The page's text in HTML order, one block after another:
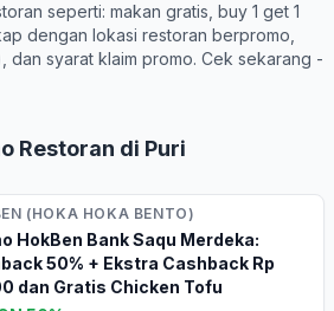
seperti: makan gratis, buy 1 get 1
dengan lokasi restoran berpromo,
dan syarat klaim promo. Cek sekarang -
Restoran di Puri
(HOKA HOKA BENTO)
HokBen Bank Saqu Merdeka:
50% + Ekstra Cashback Rp
dan Gratis Chicken Tofu